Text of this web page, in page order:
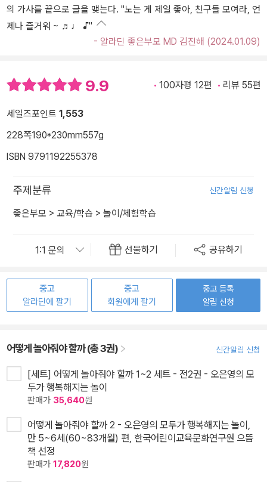
의 가사를 끝으로 글을 맺는다. "노는 게 제일 좋아, 친구들 모여라, 언
제나 즐거워 ~ ♬♩ ♪"
- 알라딘 좋은부모 MD 김진해 (2024.01.09)
9.9 100자평 12편 리뷰 55편
세일즈포인트 1,553
228쪽190*230mm557g
ISBN 9791192255378
주제분류 신간알림 신청
좋은부모 > 교육/학습 > 놀이/체험학습
선물하기 공유하기
중고
알라딘에 팔기
중고
회원에게 팔기
중고 등록
알림 신청
어떻게 놀아줘야 할까 (총 3권) 신간알림 신청
[세트] 어떻게 놀아줘야 할까 1~2 세트 - 전2권 - 오은영의 모
두가 행복해지는 놀이
판매가 35,640원
어떻게 놀아줘야 할까 2 - 오은영의 모두가 행복해지는 놀이,
만 5~6세(60~83개월) 편, 한국어린이교육문화연구원 으뜸
책 선정
판매가 17,820원